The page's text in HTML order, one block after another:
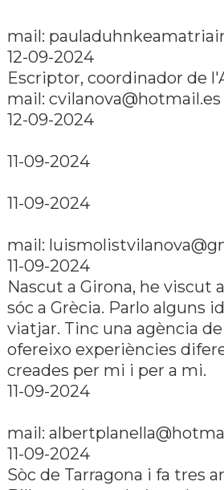
mail:
12-09-2024
Escriptor, coordinador de
mail: cvilanova@hotmail.es
12-09-2024
11-09-2024
11-09-2024
mail:
11-09-2024
Nascut a Girona, he viscut
sóc a Grècia. Parlo alguns
viatjar. Tinc una agència
ofereixo experiències
creades per mi i per a mi.
11-09-2024
mail:
11-09-2024
Sòc de Tarragona i fa tres